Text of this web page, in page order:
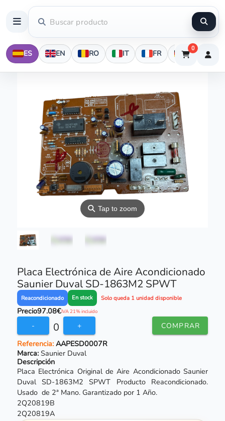
ES EN RO IT FR DE
0
⚲Tap to zoom
Placa Electrónica de Aire Acondicionado
Saunier Duval SD-1863M2 SPWT
Reacondicionado En stock Solo queda 1 unidad disponible
Precio97.08€IVA 21% incluido
- 0 + COMPRAR
Referencia:AAPESD0007R
Marca: Saunier Duval
Descripción
Placa Electrónica Original de Aire Acondicionado Saunier
Duval SD-1863M2 SPWT Producto Reacondicionado.
Usado de 2ª Mano. Garantizado por 1 Año.
2Q20819B
2Q20819A